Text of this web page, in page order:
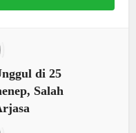
di 25
Salah